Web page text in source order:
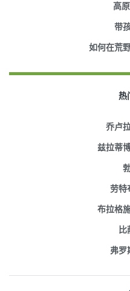
高
带
如何在荒
热
乔卢
兹拉蒂
劳特
布拉格
比
弗罗